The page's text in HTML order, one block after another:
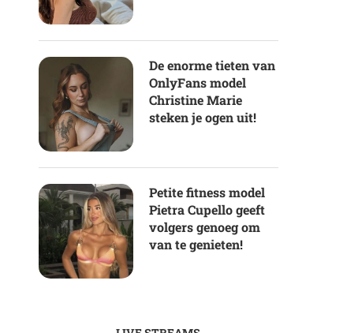
De enorme tieten van
OnlyFans model
Christine Marie
steken je ogen uit!
Petite fitness model
Pietra Cupello geeft
volgers genoeg om
van te genieten!